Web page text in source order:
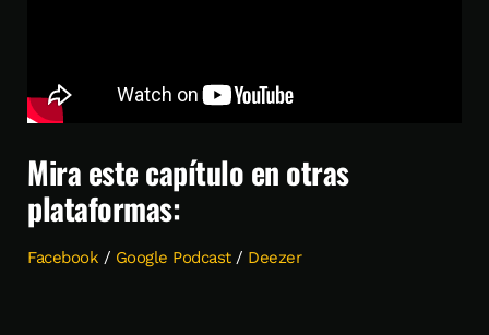
Mira este capítulo en otras
plataformas:
Facebook / Google Podcast/ Deezer